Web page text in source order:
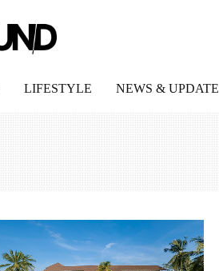
LIFESTYLE NEWS & UPDATE